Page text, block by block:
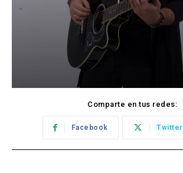
Comparte en tus redes:
Facebook Twitter